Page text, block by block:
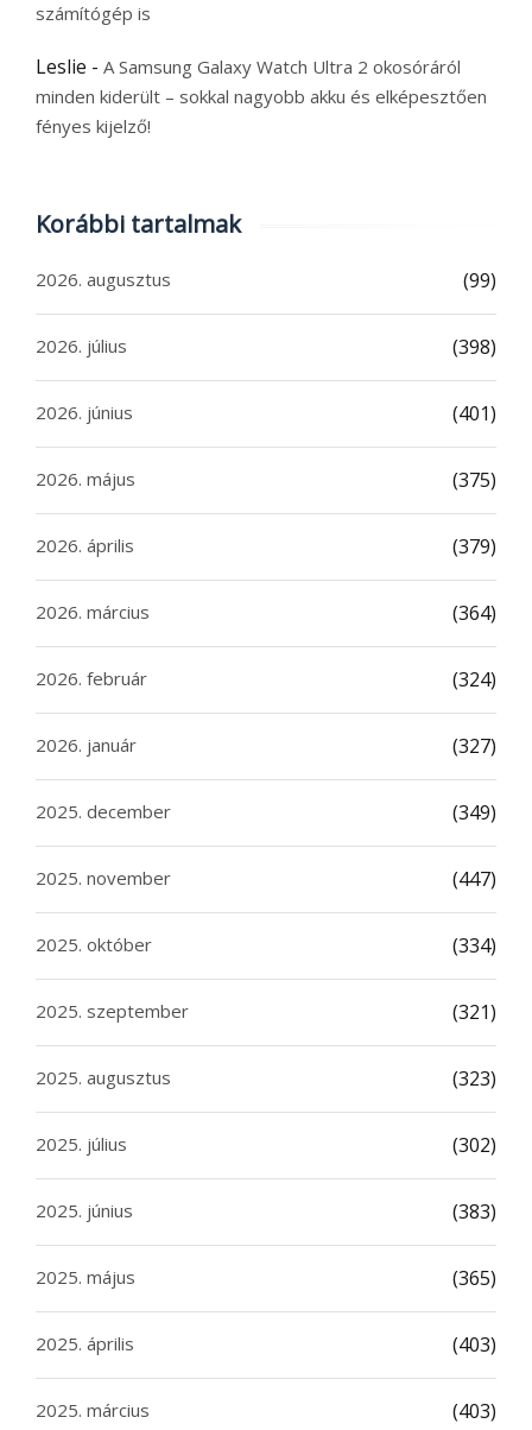
számítógép is
Leslie - A Samsung Galaxy Watch Ultra 2 okosóráról
minden kiderült – sokkal nagyobb akku és elképesztően
fényes kijelző!
Korábbi tartalmak
2026. augusztus (99)
2026. július (398)
2026. június (401)
2026. május (375)
2026. április (379)
2026. március (364)
2026. február (324)
2026. január (327)
2025. december (349)
2025. november (447)
2025. október (334)
2025. szeptember (321)
2025. augusztus (323)
2025. július (302)
2025. június (383)
2025. május (365)
2025. április (403)
2025. március (403)